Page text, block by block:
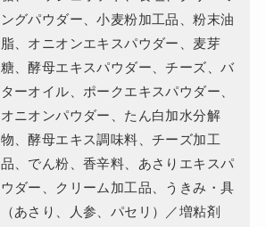
ングパウダー、小麦粉加工品、粉末油
脂、オニオンエキスパウダー、麦芽
糖、酵母エキスパウダー、チーズ、バ
ターオイル、ポークエキスパウダー、
オニオンパウダー、たん白加水分解
物、酵母エキス調味料、チーズ加工
品、でん粉、香辛料、あさりエキスパ
ウダー、クリーム加工品、うきみ・具
（あさり、人参、パセリ）／増粘剤